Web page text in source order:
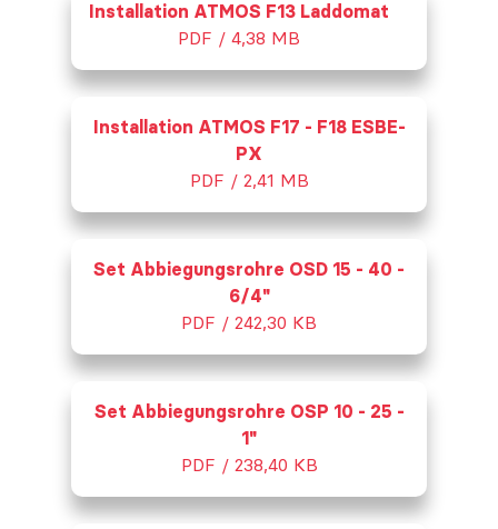
Installation ATMOS F13 Laddomat
PDF / 4,38 MB
Installation ATMOS F17 - F18 ESBE-
PX
PDF / 2,41 MB
Set Abbiegungsrohre OSD 15 - 40 -
6/4"
PDF / 242,30 KB
Set Abbiegungsrohre OSP 10 - 25 -
1"
PDF / 238,40 KB